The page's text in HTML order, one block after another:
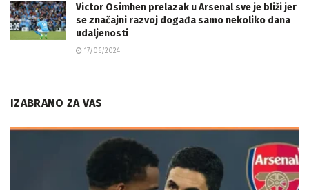
Victor Osimhen prelazak u Arsenal sve je bliži jer
se značajni razvoj događa samo nekoliko dana
udaljenosti
17/06/2024
IZABRANO ZA VAS